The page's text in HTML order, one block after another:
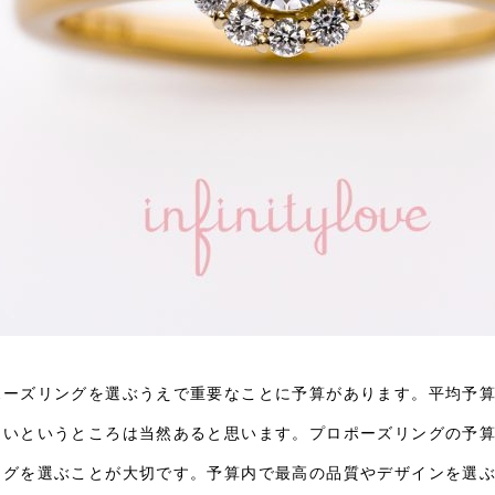
ーズリングを選ぶうえで重要なことに予算があります。平均予
というところは当然あると思います。プロポーズリングの予
グを選ぶことが大切です。予算内で最高の品質やデザインを選